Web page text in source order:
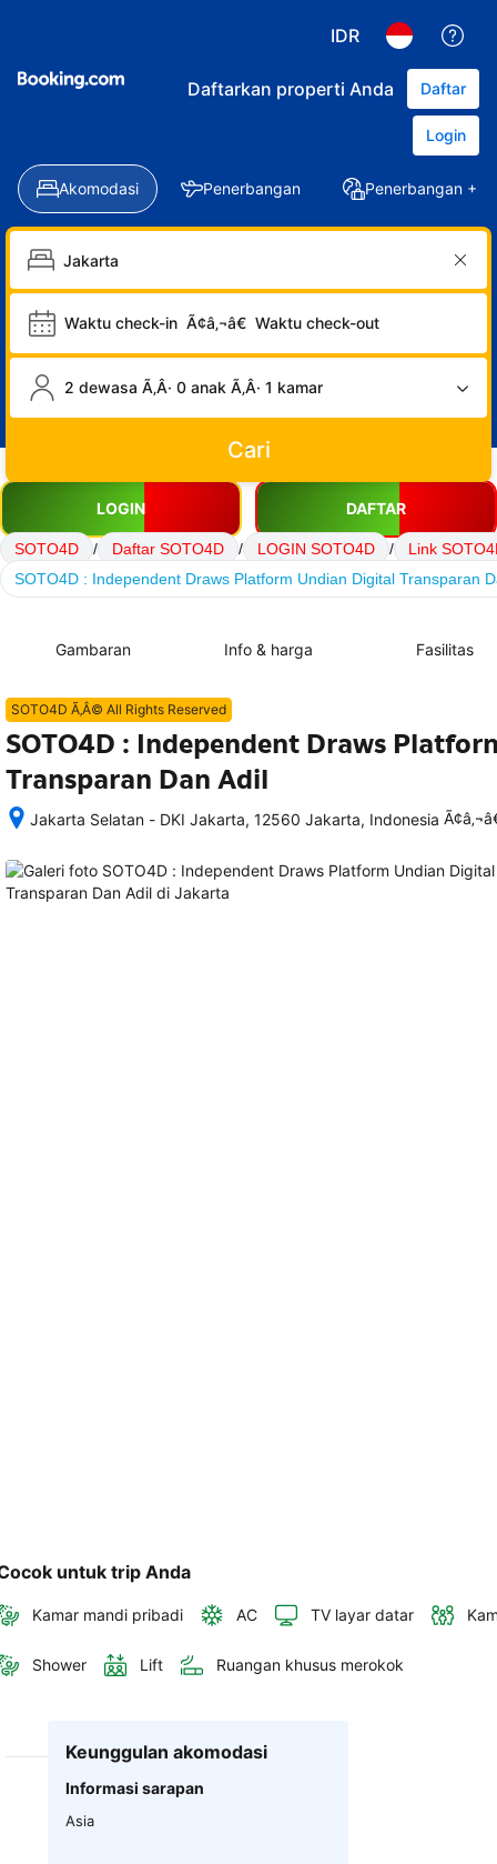
IDR
Daftarkan properti Anda Daftar
Login
Akomodasi Penerbangan Penerbangan +
Waktu check-in Ã¢â‚¬â€ Waktu check-out
2 dewasa Ã‚Â· 0 anak Ã‚Â· 1 kamar
Cari
LOGIN DAFTAR
SOTO4D / Daftar SOTO4D / LOGIN SOTO4D /
Link
SOTO4D : Independent Draws Platform Undian Digital Transparan
Gambaran Info & harga Fasilitas
SOTO4D Ã‚Â© All Rights Reserved
SOTO4D : Independent Draws
Transparan Dan Adil
Jakarta Selatan - DKI Jakarta, 12560 Jakarta, Indonesia
memesan,
rincian
untuk trip Anda
Kamar mandi pribadi AC TV layar datar
Shower Lift Ruangan khusus merokok
Keunggulan akomodasi
Informasi sarapan
Asia